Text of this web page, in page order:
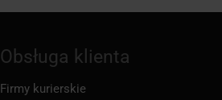
Obsługa klienta
Firmy kurierskie